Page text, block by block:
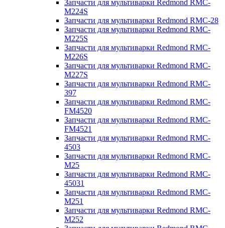
Запчасти для мультиварки Redmond RMC-
M224S
Запчасти для мультиварки Redmond RMC-28
Запчасти для мультиварки Redmond RMC-
M225S
Запчасти для мультиварки Redmond RMC-
M226S
Запчасти для мультиварки Redmond RMC-
M227S
Запчасти для мультиварки Redmond RMC-
397
Запчасти для мультиварки Redmond RMC-
FM4520
Запчасти для мультиварки Redmond RMC-
FM4521
Запчасти для мультиварки Redmond RMC-
4503
Запчасти для мультиварки Redmond RMC-
M25
Запчасти для мультиварки Redmond RMC-
45031
Запчасти для мультиварки Redmond RMC-
M251
Запчасти для мультиварки Redmond RMC-
M252